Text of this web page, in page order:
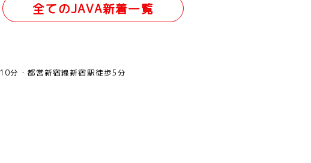
全てのJAVA新着一覧
分
都営新宿線新宿駅徒歩5分